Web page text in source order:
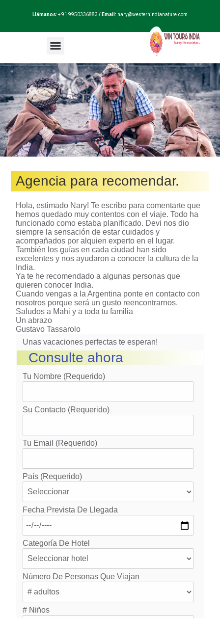
Llámanos: + 91 9950336883 / Email: nary@westernindianature.com
Agencia para recomendar.
Hola, estimado Nary! Te escribo para comentarte que
hemos quedado muy contentos con el viaje. Todo ha
funcionado como estaba planificado. Devi nos dio
siempre la sensación de estar cuidados y
acompañados por alquien experto en el lugar.
También los guías en cada ciudad han sido
excelentes y nos ayudaron a conocer la cultura de la
India.
Ya te he recomendado a algunas personas que
quieren conocer India.
Cuando vengas a la Argentina ponte en contacto con
nosotros porque será un gusto reencontrarnos.
Saludos a Mahi y a toda tu familia
Un abrazo
Gustavo Tassarolo
Unas vacaciones perfectas te esperan!
Consulte ahora
Tu Nombre (requerido)
Su Contacto (requerido)
Tu Email (requerido)
País (requerido)
Fecha Prevista De Llegada
Categoría De Hotel
Número De Personas Que Viajan
# Niños